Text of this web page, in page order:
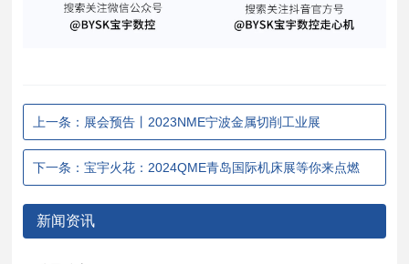
上一条：展会预告丨2023NME宁波金属切削工业展
下一条：宝宇火花：2024QME青岛国际机床展等你来点燃
新闻资讯